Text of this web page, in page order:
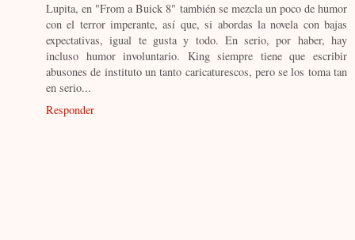
Lupita, en "From a Buick 8" también se mezcla un poco de humor
con el terror imperante, así que, si abordas la novela con bajas
expectativas, igual te gusta y todo. En serio, por haber, hay
incluso humor involuntario. King siempre tiene que escribir
abusones de instituto un tanto caricaturescos, pero se los toma tan
en serio...
Responder